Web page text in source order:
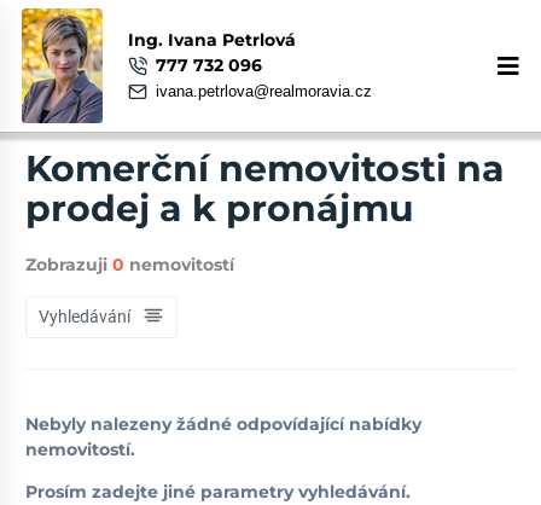
Ing. Ivana Petrlová
777 732 096
ivana.petrlova@realmoravia.cz
Komerční nemovitosti na
prodej a k pronájmu
Zobrazuji 0 nemovitostí
Vyhledávání
Nebyly nalezeny žádné odpovídající nabídky
nemovitostí.
Prosím zadejte jiné parametry vyhledávání.